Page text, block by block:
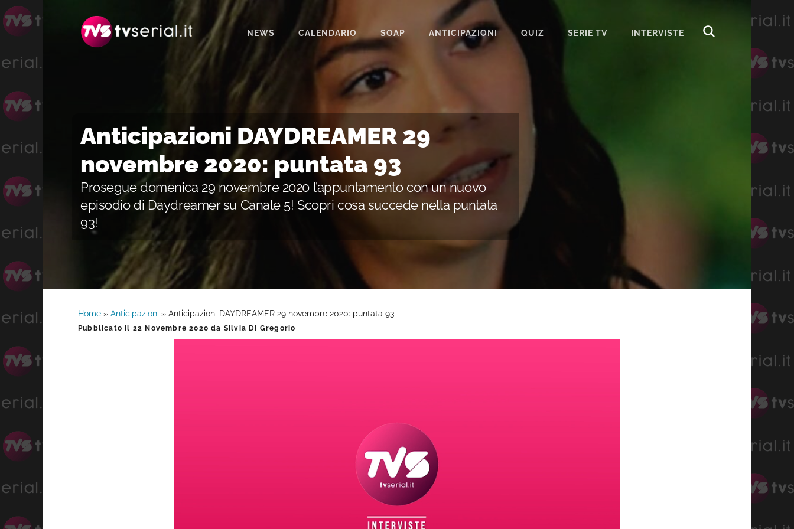
navigazione
contenuto
NEWS CALENDARIO SOAP
BEAUTIFUL
SEGRETI DI FAMIGLIA
TEMPESTA D’AMORE
UN POSTO AL SOLE
ANTICIPAZIONI QUIZ SERIE TV INTERVISTE
Anticipazioni DAYDREAMER 29
novembre 2020: puntata 93
Prosegue domenica 29 novembre 2020 l’appuntamento con un nuovo
episodio di Daydreamer su Canale 5! Scopri cosa succede nella puntata
93!
Home » Anticipazioni » Anticipazioni DAYDREAMER 29 novembre 2020: puntata 93
Pubblicato il 22 Novembre 2020 da Silvia Di Gregorio
Barra